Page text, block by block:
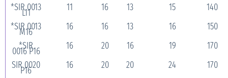
*SIR 0013
L11 11 16 13 15
140
*SIR 0013
M16 16 16 13 16
150
*SIR
0016 P16 16 20 16 19
170
SIR 0020
P16 16 20 20 24
170